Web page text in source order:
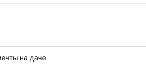
на даче